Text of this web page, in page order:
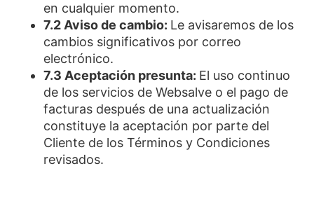
en cualquier momento.
7.2 Aviso de cambio: Le avisaremos de los
cambios significativos por correo
electrónico.
7.3 Aceptación presunta: El uso continuo
de los servicios de Websalve o el pago de
facturas después de una actualización
constituye la aceptación por parte del
Cliente de los Términos y Condiciones
revisados.